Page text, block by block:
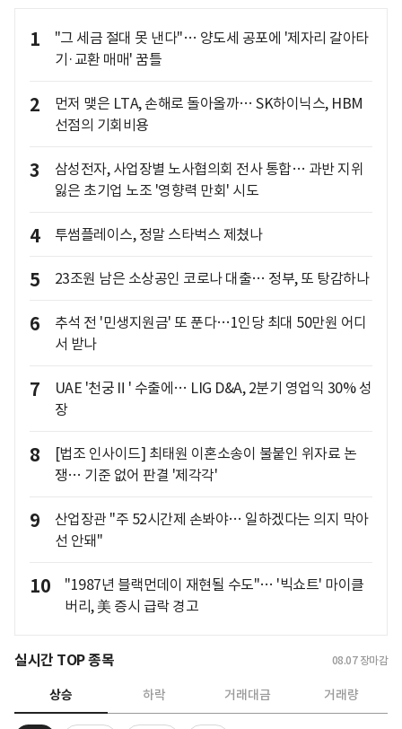
1
"그 세금 절대 못 낸다"… 양도세 공포에 '제자리 갈아타
기·교환 매매' 꿈틀
2
먼저 맺은 LTA, 손해로 돌아올까… SK하이닉스, HBM
선점의 기회비용
3
삼성전자, 사업장별 노사협의회 전사 통합… 과반 지위
잃은 초기업 노조 '영향력 만회' 시도
4 투썸플레이스, 정말 스타벅스 제쳤나
5 23조원 남은 소상공인 코로나 대출… 정부, 또 탕감하나
6
추석 전 '민생지원금' 또 푼다…1인당 최대 50만원 어디
서 받나
7
UAE '천궁Ⅱ' 수출에… LIG D&A, 2분기 영업익 30% 성
장
8
[법조 인사이드] 최태원 이혼소송이 불붙인 위자료 논
쟁… 기준 없어 판결 '제각각'
9
산업장관 "주 52시간제 손봐야… 일하겠다는 의지 막아
선 안돼"
10
"1987년 블랙먼데이 재현될 수도"… '빅쇼트' 마이클
버리, 美 증시 급락 경고
실시간 TOP 종목 08.07 장마감
상승 하락 거래대금 거래량